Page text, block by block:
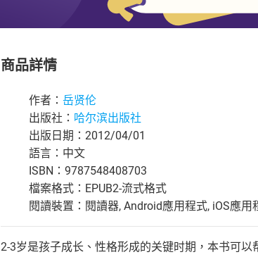
商品詳情
作者： 岳贤伦
出版社： 哈尔滨出版社
出版日期：2012/04/01
語言：中文
ISBN：9787548408703
檔案格式：EPUB2-流式格式
閱讀裝置：閱讀器, Android應用程式, iOS應用
2-3岁是孩子成长、性格形成的关键时期，本书可